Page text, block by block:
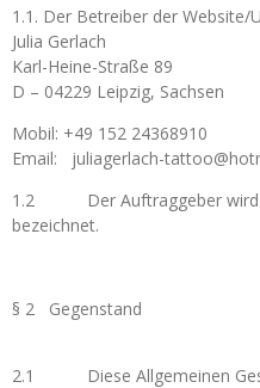
1.1. Der Betreiber der Website/
Julia Gerlach
Karl-Heine-Straße 89
D – 04229
Mobil: +49 152 24368910
Email: juliagerlach-
1.2 Der Auftraggeber wird
bezeichnet.
§ 2 Gegenstand
2.1 Diese Allgemeinen